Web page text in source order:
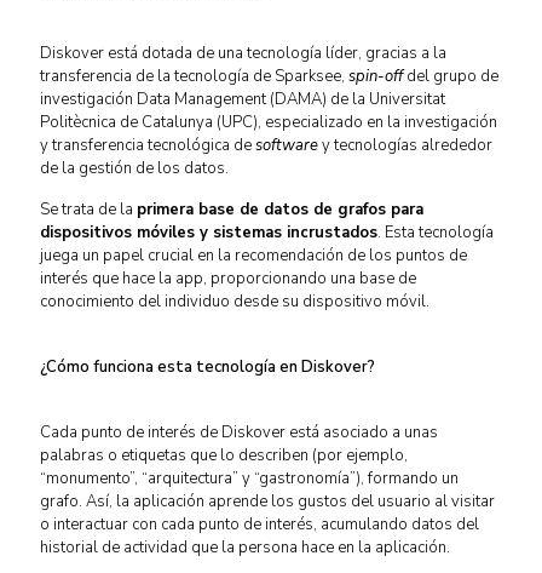
Diskover está dotada de una tecnología líder, gracias a la
transferencia de la tecnología de Sparksee, spin-offdel grupo de
investigación Data Management (DAMA) de la Universitat
Politècnica de Catalunya (UPC), especializado en la investigación
y transferencia tecnológica desoftwarey tecnologías alrededor
de la gestión de los datos.
Se trata de la primera base de datos de grafos para
dispositivos móviles y sistemas incrustados. Esta tecnología
juega un papel crucial en la recomendación de los puntos de
interés que hace la app, proporcionando una base de
conocimiento del individuo desde su dispositivo móvil.
¿Cómo funciona esta tecnología en Diskover?
Cada punto de interés de Diskover está asociado a unas
palabras o etiquetas que lo describen (por ejemplo,
“monumento”, “arquitectura” y “gastronomía”), formando un
grafo. Así, la aplicación aprende los gustos del usuario al visitar
o interactuar con cada punto de interés, acumulando datos del
historial de actividad que la persona hace en la aplicación.